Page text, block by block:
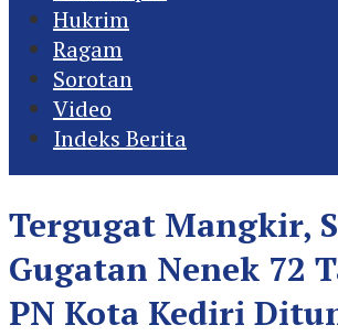
Hukrim
Ragam
Sorotan
Video
Indeks Berita
Tergugat Mangkir,
Gugatan Nenek 72
PN Kota Kediri